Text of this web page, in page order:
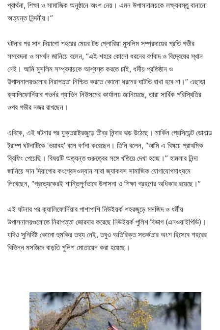
প্রার্থনা, শিক্ষা ও সামাজিক অনুষ্ঠানে অংশ নেয়। এমন উপাসনালয়কে লক্ষ্যবস্তু বানানো
অত্যন্ত নিন্দনীয়।”
ঘটনার পর সান দিয়াগো শহরের মেয়র টড গ্লোরিয়া মুসলিম সম্প্রদায়ের প্রতি গভীর
সমবেদনা ও সমর্থন জানিয়ে বলেন, “এই শহরে কোনো ধরনের বর্ণবাদ ও বিদ্বেষের স্থান
নেই। আমি মুসলিম সম্প্রদায়কে আশ্বস্ত করতে চাই, ধর্মীয় প্রতিষ্ঠান ও
উপাসনালয়গুলোর নিরাপত্তা নিশ্চিত করতে কোনো ধরনের ঘাটতি রাখা হবে না।” এছাড়া
ক্যালিফোর্নিয়ার গভর্নর গ্যাভিন নিউসমের কার্যালয় জানিয়েছে, তারা সার্বিক পরিস্থিতির
ওপর গভীর নজর রাখছেন।
এদিকে, এই ঘটনার পর যুক্তরাষ্ট্রজুড়ে তীব্র নিন্দার ঝড় উঠেছে। মার্কিন প্রেসিডেন্ট ডোনাল্ড
ট্রাম্প ঘটনাটিকে ‘ভয়াবহ’ বলে বর্ণনা করেছেন। তিনি বলেন, “আমি এ বিষয়ে প্রাথমিক
ব্রিফিং পেয়েছি। বিষয়টি অত্যন্ত গুরুত্বের সঙ্গে খতিয়ে দেখা হচ্ছে।” হামলার নিন্দা
জানিয়ে সান দিয়াগোর কংগ্রেসওম্যান সারা জ্যাকবস সামাজিক যোগাযোগমাধ্যমে
লিখেছেন, “প্রত্যেকেরই শান্তিপূর্ণভাবে উপাসনা ও শিক্ষা গ্রহণের অধিকার রয়েছে।”
এই ঘটনার পর ক্যালিফোর্নিয়ার পাশাপাশি নিউইয়র্ক শহরজুড়ে মসজিদ ও ধর্মীয়
উপাসনালয়গুলোতে নিরাপত্তা জোরদার করেছে নিউইয়র্ক পুলিশ বিভাগ (এনওয়াইপিডি)।
যদিও সুনির্দিষ্ট কোনো হুমকির তথ্য নেই, তবুও অতিরিক্ত সতর্কতার অংশ হিসেবে শহরের
বিভিন্ন মসজিদে বাড়তি পুলিশ মোতায়েন করা হয়েছে।